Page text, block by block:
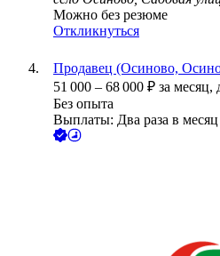
Можно без резюме
Откликнуться
Продавец (Осиново,
51 000 – 68 000 ₽ за месяц,
Без опыта
Выплаты: Два раза в месяц